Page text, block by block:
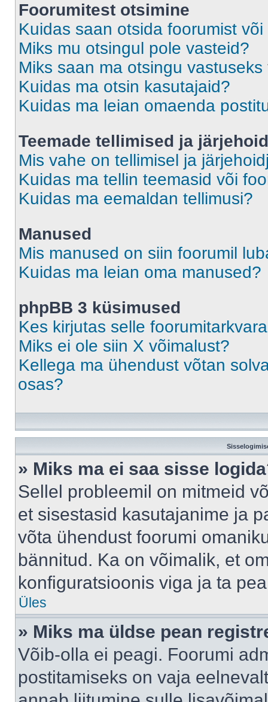
Foorumitest otsimine
Kuidas saan otsida foorumist
Miks mu otsingul pole vasteid?
Miks saan ma otsingu
Kuidas ma otsin kasutajaid?
Kuidas ma leian omaenda
Teemade tellimised ja
Mis vahe on tellimisel ja
Kuidas ma tellin teemasid või
Kuidas ma eemaldan tellimusi?
Manused
Mis manused on siin foorumil
Kuidas ma leian oma manused?
phpBB 3 küsimused
Kes kirjutas selle
Miks ei ole siin X võimalust?
Kellega ma ühendust võtan
osas?
» Miks ma ei saa sisse
Sellel probleemil on mitmeid
et sisestasid kasutajanime ja
võta ühendust foorumi
bännitud. Ka on võimalik, et
konfiguratsioonis viga ja ta
Üles
» Miks ma üldse pean
Võib-olla ei peagi. Foorumi
postitamiseks on vaja